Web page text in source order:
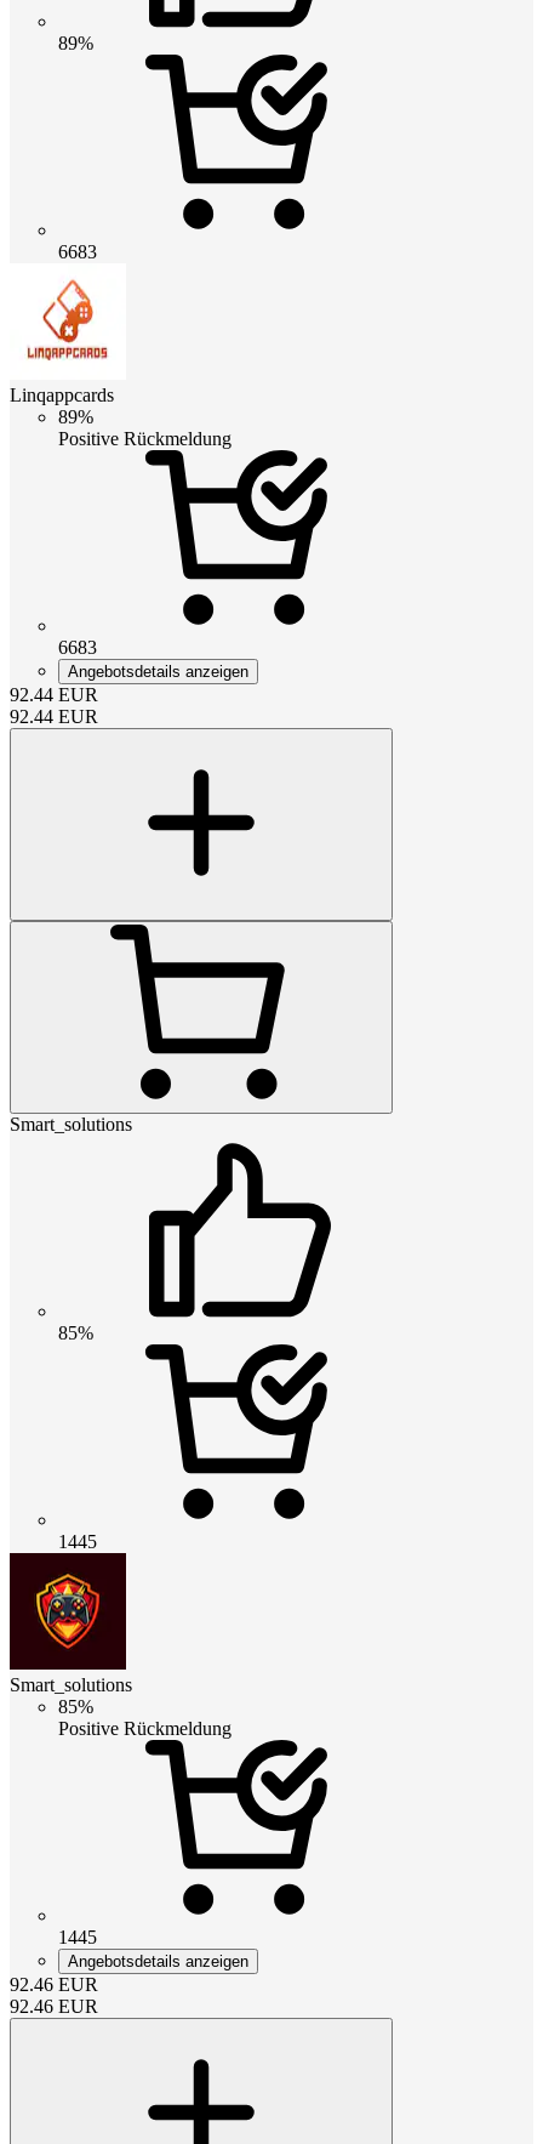
89%
6683
Linqappcards
89%
Positive Rückmeldung
6683
Angebotsdetails anzeigen
92.44 EUR
92.44 EUR
Smart_solutions
85%
1445
Smart_solutions
85%
Positive Rückmeldung
1445
Angebotsdetails anzeigen
92.46 EUR
92.46 EUR